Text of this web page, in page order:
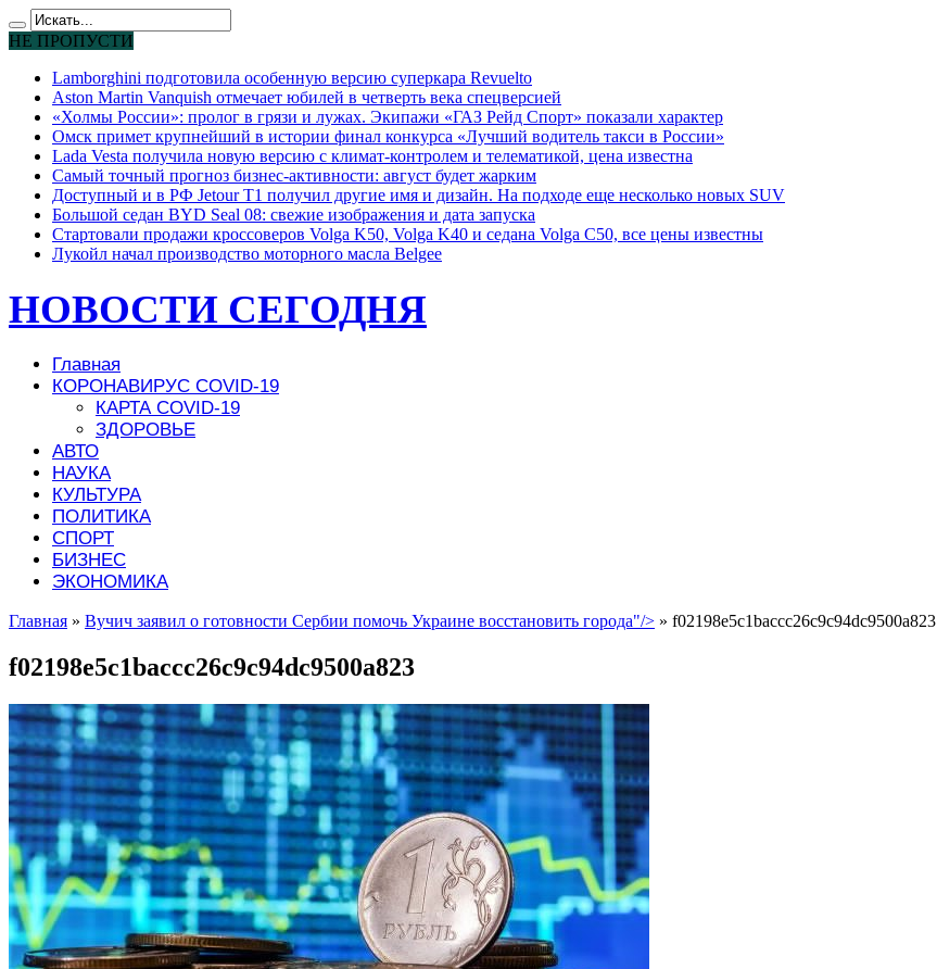
НЕ ПРОПУСТИ
Lamborghini подготовила особенную версию суперкара Revuelto
Aston Martin Vanquish отмечает юбилей в четверть века спецверсией
«Холмы России»: пролог в грязи и лужах. Экипажи «ГАЗ Рейд Спорт» показали характер
Омск примет крупнейший в истории финал конкурса «Лучший водитель такси в России»
Lada Vesta получила новую версию с климат-контролем и телематикой, цена известна
Самый точный прогноз бизнес-активности: август будет жарким
Доступный и в РФ Jetour T1 получил другие имя и дизайн. На подходе еще несколько новых SUV
Большой седан BYD Seal 08: свежие изображения и дата запуска
Стартовали продажи кроссоверов Volga K50, Volga K40 и седана Volga C50, все цены известны
Лукойл начал производство моторного масла Belgee
НОВОСТИ СЕГОДНЯ
Главная
КОРОНАВИРУС COVID-19
КАРТА COVID-19
ЗДОРОВЬЕ
АВТО
НАУКА
КУЛЬТУРА
ПОЛИТИКА
СПОРТ
БИЗНЕС
ЭКОНОМИКА
Главная » Вучич заявил о готовности Сербии помочь Украине восстановить города"/> » f02198e5c1baccc26c9c94dc9500a823
f02198e5c1baccc26c9c94dc9500a823